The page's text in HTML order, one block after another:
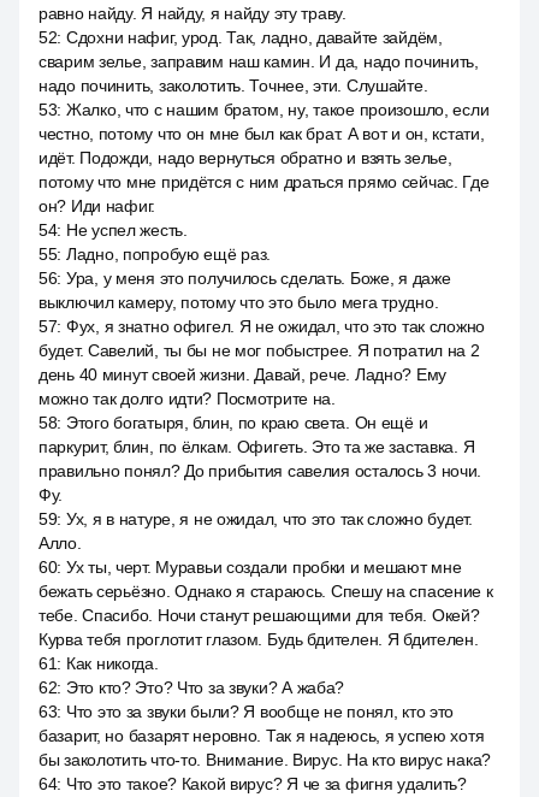
равно найду. Я найду, я найду эту траву.
52: Сдохни нафиг, урод. Так, ладно, давайте зайдём,
сварим зелье, заправим наш камин. И да, надо починить,
надо починить, заколотить. Точнее, эти. Слушайте.
53: Жалко, что с нашим братом, ну, такое произошло, если
честно, потому что он мне был как брат. А вот и он, кстати,
идёт. Подожди, надо вернуться обратно и взять зелье,
потому что мне придётся с ним драться прямо сейчас. Где
он? Иди нафиг.
54: Не успел жесть.
55: Ладно, попробую ещё раз.
56: Ура, у меня это получилось сделать. Боже, я даже
выключил камеру, потому что это было мега трудно.
57: Фух, я знатно офигел. Я не ожидал, что это так сложно
будет. Савелий, ты бы не мог побыстрее. Я потратил на 2
день 40 минут своей жизни. Давай, рече. Ладно? Ему
можно так долго идти? Посмотрите на.
58: Этого богатыря, блин, по краю света. Он ещё и
паркурит, блин, по ёлкам. Офигеть. Это та же заставка. Я
правильно понял? До прибытия савелия осталось 3 ночи.
Фу.
59: Ух, я в натуре, я не ожидал, что это так сложно будет.
Алло.
60: Ух ты, черт. Муравьи создали пробки и мешают мне
бежать серьёзно. Однако я стараюсь. Спешу на спасение к
тебе. Спасибо. Ночи станут решающими для тебя. Окей?
Курва тебя проглотит глазом. Будь бдителен. Я бдителен.
61: Как никогда.
62: Это кто? Это? Что за звуки? А жаба?
63: Что это за звуки были? Я вообще не понял, кто это
базарит, но базарят неровно. Так я надеюсь, я успею хотя
бы заколотить что-то. Внимание. Вирус. На кто вирус нака?
64: Что это такое? Какой вирус? Я че за фигня удалить?